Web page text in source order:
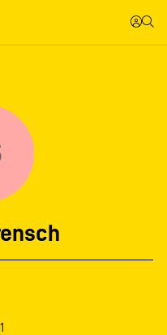
1